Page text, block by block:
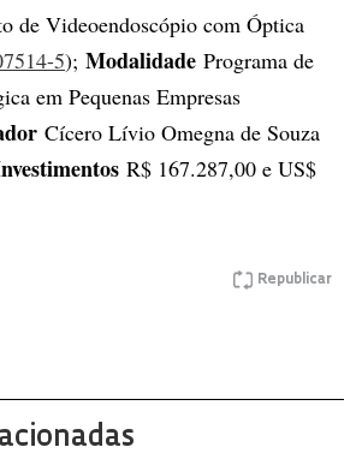
de Videoendoscópio com Óptica
5); Modalidade Programa de
em Pequenas Empresas
Cícero Lívio Omegna de Souza
R$ 167.287,00 e US$
Republicar